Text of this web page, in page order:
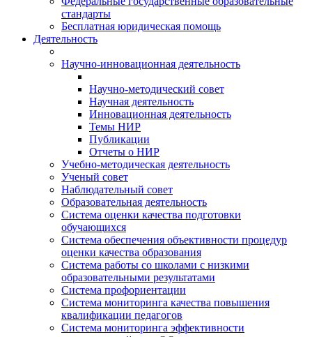
стандарты
Бесплатная юридическая помощь
Деятельность
Научно-инновационная деятельность
Научно-методический совет
Научная деятельность
Инновационная деятельность
Темы НИР
Публикации
Отчеты о НИР
Учебно-методическая деятельность
Ученый совет
Наблюдательный совет
Образовательная деятельность
Система оценки качества подготовки
обучающихся
Система обеспечения объективности процедур
оценки качества образования
Система работы со школами с низкими
образовательными результатами
Система профориентации
Система мониторинга качества повышения
квалификации педагогов
Система мониторинга эффективности